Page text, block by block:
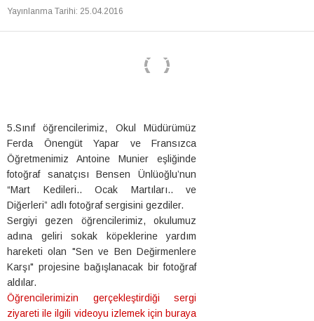
Yayınlanma Tarihi: 25.04.2016
5.Sınıf öğrencilerimiz, Okul Müdürümüz
Ferda Önengüt Yapar ve Fransızca
Öğretmenimiz Antoine Munier eşliğinde
fotoğraf sanatçısı Bensen Ünlüoğlu’nun
“Mart Kedileri.. Ocak Martıları.. ve
Diğerleri” adlı fotoğraf sergisini gezdiler.
Sergiyi gezen öğrencilerimiz, okulumuz
adına geliri sokak köpeklerine yardım
hareketi olan "Sen ve Ben Değirmenlere
Karşı" projesine bağışlanacak bir fotoğraf
aldılar.
Öğrencilerimizin gerçekleştirdiği sergi
ziyareti ile ilgili videoyu izlemek için buraya